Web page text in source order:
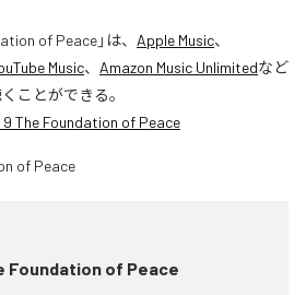
of Peace」は、 Apple Music、
Music、 Amazon Music Unlimitedなど
ことができる。
The Foundation of Peace
Foundation of Peace